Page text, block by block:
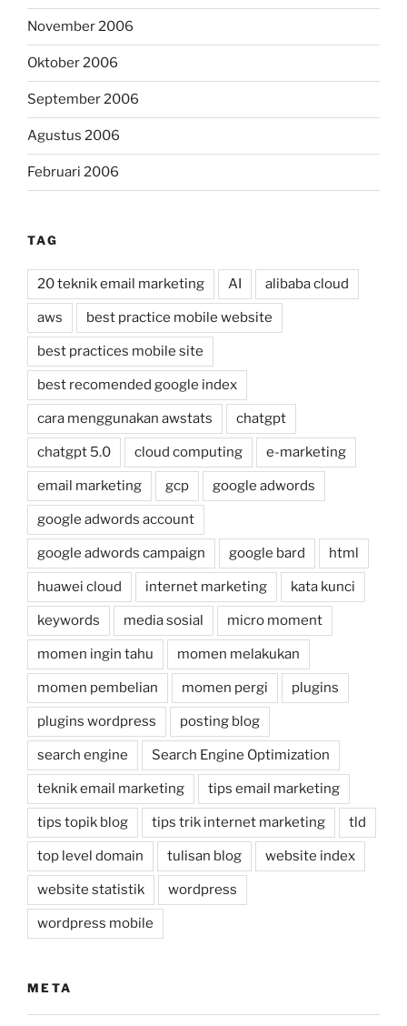
November 2006
Oktober 2006
September 2006
Agustus 2006
Februari 2006
TAG
20 teknik email marketing AI alibaba cloud
aws best practice mobile website
best practices mobile site
best recomended google index
cara menggunakan awstats chatgpt
chatgpt 5.0 cloud computing e-marketing
email marketing gcp google adwords
google adwords account
google adwords campaign google bard html
huawei cloud internet marketing kata kunci
keywords media sosial micro moment
momen ingin tahu momen melakukan
momen pembelian momen pergi plugins
plugins wordpress posting blog
search engine Search Engine Optimization
teknik email marketing tips email marketing
tips topik blog tips trik internet marketing tld
top level domain tulisan blog website index
website statistik wordpress
wordpress mobile
META